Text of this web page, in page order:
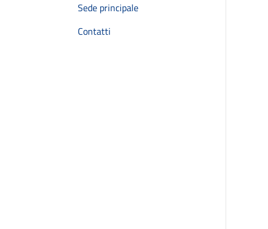
Sede principale
Contatti